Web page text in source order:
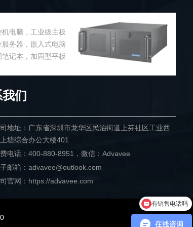
机电脑，工业级主板
服务器，嵌入式电脑
笔记本，加固型平板
们
地址：广东省深圳市龙华区民治街道上芬社区工业西
塘综合办公大楼401
电话：400-880-8951，微信：Advavee
邮箱：advavee@outlook.com
官网：https://advavee.com
有销售电话吗